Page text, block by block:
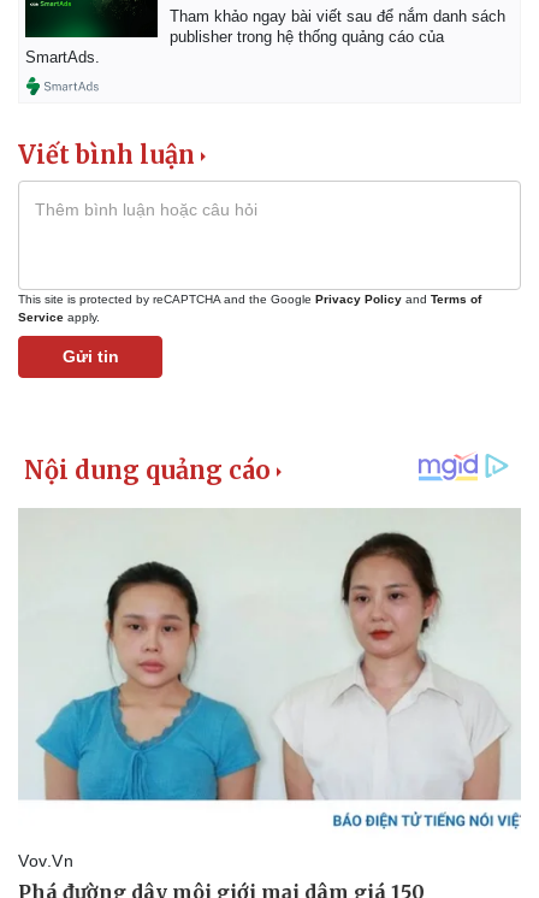
Bất động sản
Khởi nghiệp
Thị trường
Giá vàng
Tiêu dùng
Chứng khoán
Tham khảo ngay bài viết sau để nắm danh sách
publisher trong hệ thống quảng cáo của
SmartAds.
Viết bình luận
This site is protected by reCAPTCHA and the Google Privacy Policy and Terms of
Service apply.
Gửi tin